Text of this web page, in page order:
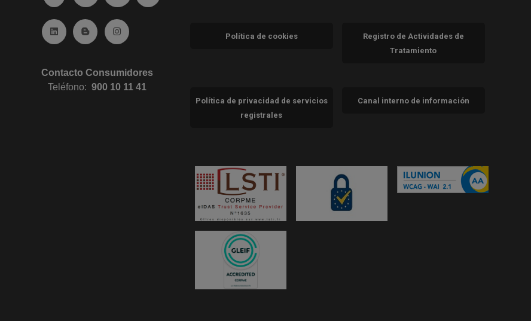
Ir a Linkedin (abre en ventana nueva)
Ir al Blog (abre en ventana nueva)
Ir a Instagram (abre en ventana nueva)
Contacto Consumidores
Teléfono:900 10 11 41
Política de cookies
Registro de Actividades de
Tratamiento
Política de privacidad de servicios
registrales
Canal interno de información